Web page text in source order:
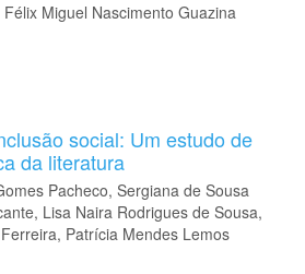
Miguel Nascimento Guazina
social: Um estudo de
da literatura
Pacheco, Sergiana de Sousa
Lisa Naira Rodrigues de Sousa,
Patrícia Mendes Lemos